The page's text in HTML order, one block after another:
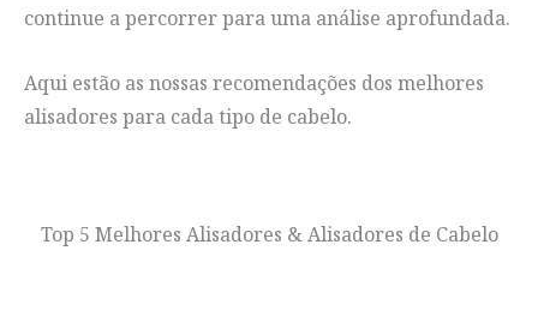
continue a percorrer para uma análise aprofundada.
Aqui estão as nossas recomendações dos melhores
alisadores para cada tipo de cabelo.
Top 5 Melhores Alisadores & Alisadores de Cabelo